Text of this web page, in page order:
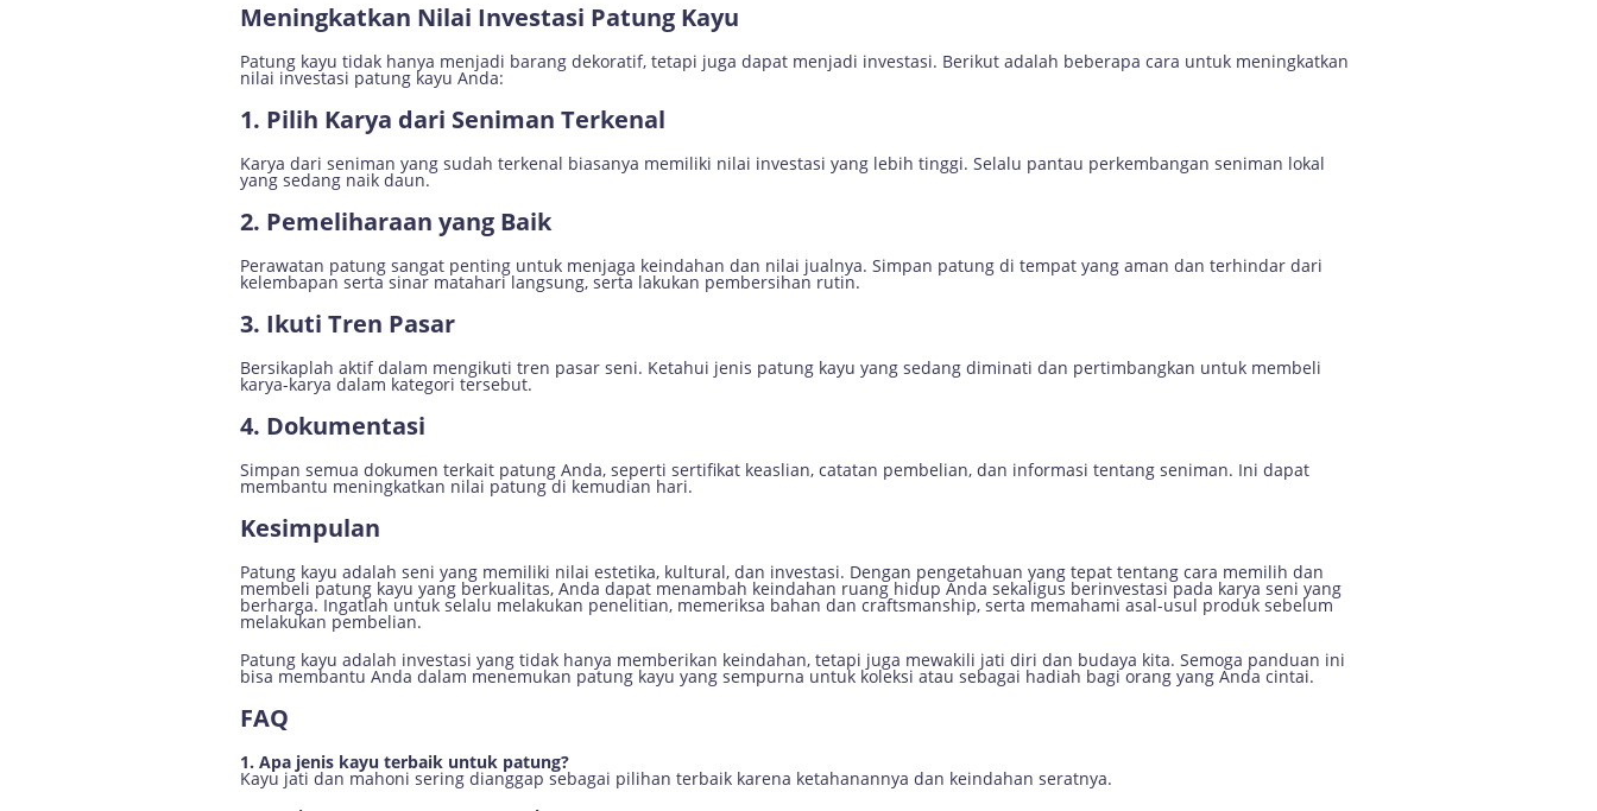
Meningkatkan Nilai Investasi Patung Kayu
Patung kayu tidak hanya menjadi barang dekoratif, tetapi juga dapat menjadi investasi. Berikut adalah beberapa cara untuk meningkatkan
nilai investasi patung kayu Anda:
1. Pilih Karya dari Seniman Terkenal
Karya dari seniman yang sudah terkenal biasanya memiliki nilai investasi yang lebih tinggi. Selalu pantau perkembangan seniman lokal
yang sedang naik daun.
2. Pemeliharaan yang Baik
Perawatan patung sangat penting untuk menjaga keindahan dan nilai jualnya. Simpan patung di tempat yang aman dan terhindar dari
kelembapan serta sinar matahari langsung, serta lakukan pembersihan rutin.
3. Ikuti Tren Pasar
Bersikaplah aktif dalam mengikuti tren pasar seni. Ketahui jenis patung kayu yang sedang diminati dan pertimbangkan untuk membeli
karya-karya dalam kategori tersebut.
4. Dokumentasi
Simpan semua dokumen terkait patung Anda, seperti sertifikat keaslian, catatan pembelian, dan informasi tentang seniman. Ini dapat
membantu meningkatkan nilai patung di kemudian hari.
Kesimpulan
Patung kayu adalah seni yang memiliki nilai estetika, kultural, dan investasi. Dengan pengetahuan yang tepat tentang cara memilih dan
membeli patung kayu yang berkualitas, Anda dapat menambah keindahan ruang hidup Anda sekaligus berinvestasi pada karya seni yang
berharga. Ingatlah untuk selalu melakukan penelitian, memeriksa bahan dan craftsmanship, serta memahami asal-usul produk sebelum
melakukan pembelian.
Patung kayu adalah investasi yang tidak hanya memberikan keindahan, tetapi juga mewakili jati diri dan budaya kita. Semoga panduan ini
bisa membantu Anda dalam menemukan patung kayu yang sempurna untuk koleksi atau sebagai hadiah bagi orang yang Anda cintai.
FAQ
1. Apa jenis kayu terbaik untuk patung?
Kayu jati dan mahoni sering dianggap sebagai pilihan terbaik karena ketahanannya dan keindahan seratnya.